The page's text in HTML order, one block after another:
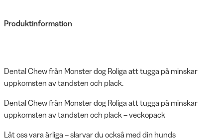
Produktinformation
Dental Chew från Monster dog Roliga att tugga på minskar
uppkomsten av tandsten och plack.
Dental Chew från Monster dog Roliga att tugga på minskar
uppkomsten av tandsten och plack – veckopack
Låt oss vara ärliga – slarvar du också med din hunds